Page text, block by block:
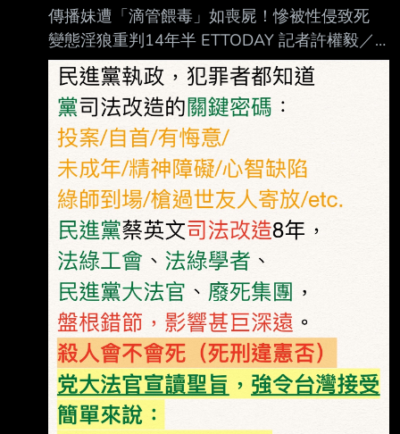
傳播妹遭「滴管餵毒」如喪屍！慘被性侵致死
變態淫狼重判14年半 ETTODAY 記者許權毅／
台中報導 台中市一名王男對傳播妹「滴管餵
毒」，更在摩鐵內性侵女子，導致女子因藥物過
量暴斃 身亡，被以加重強制性交致死等多罪起
訴。經中院不公開審理，全案今日（7日）上午
10 點宣判，王男被依錄影並以藥劑犯強制性交
罪嫌7年10月、錄影並以藥劑犯強制性交致死 罪
12年，2罪合併應執行14年6月。中院特別指
出，王男雖認罪，但不尊重異性以及人性尊
嚴，讓被害女子猶如喪屍受到擺佈，王男犯罪情
節非輕，惡性重大，且至今未與被害人家